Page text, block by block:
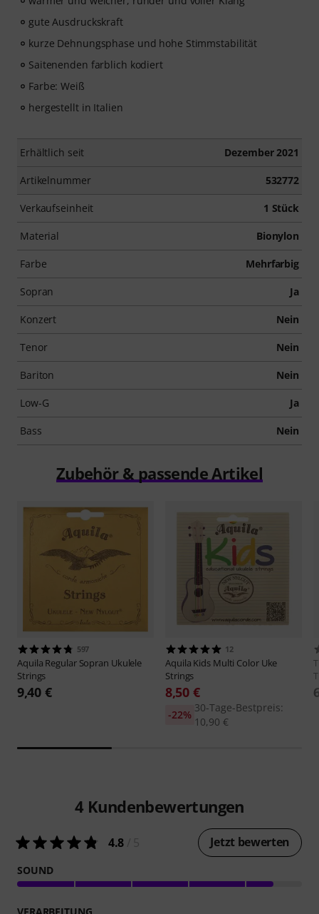
gute Ausdruckskraft
kurze Dehnungsphase und hohe Stimmstabilität
Saitenenden farblich kodiert
Farbe: Weiß
hergestellt in Italien
Erhältlich seit Dezember 2021
Artikelnummer 532772
Verkaufseinheit 1 Stück
Material Bionylon
Farbe Mehrfarbig
Sopran Ja
Konzert Nein
Tenor Nein
Bariton Nein
Low-G Ja
Bass Nein
Zubehör & passende Artikel
597
Aquila Regular Sopran Ukulele
Strings
9,40 €
12
Aquila Kids Multi Color Uke
Strings
8,50 €
30-Tage-Bestpreis:
10,90 €
-22%
4 Kundenbewertungen
4.8 Jetzt bewerten
SOUND